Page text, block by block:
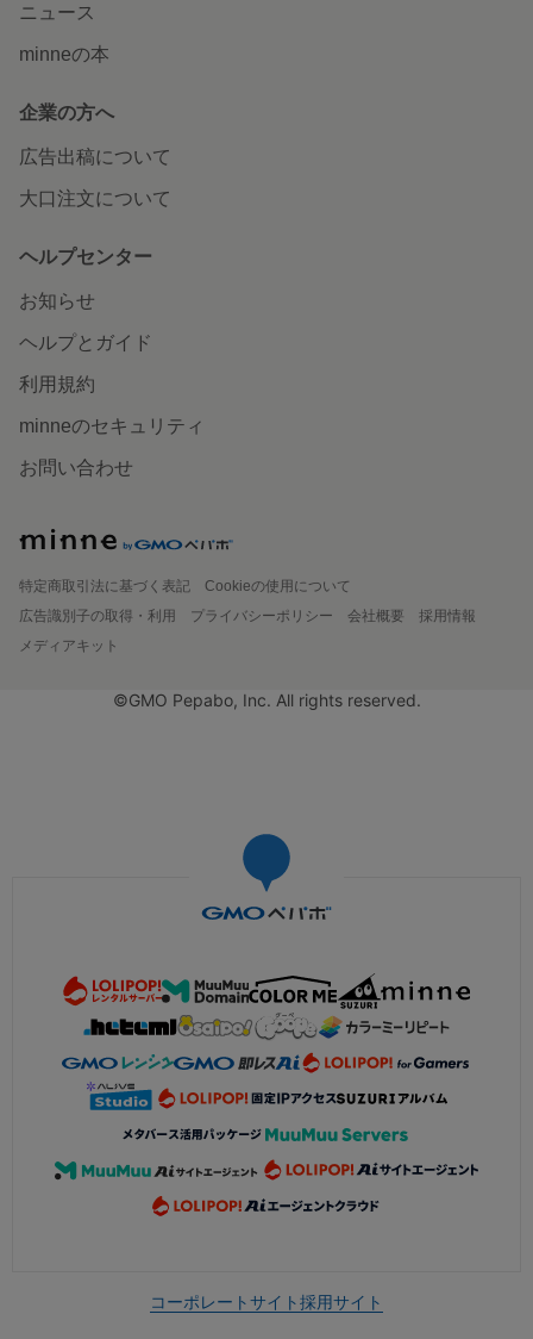
ニュース
minneの本
企業の方へ
広告出稿について
大口注文について
ヘルプセンター
お知らせ
ヘルプとガイド
利用規約
minneのセキュリティ
お問い合わせ
特定商取引法に基づく表記
Cookieの使用について
広告識別子の取得・利用
プライバシーポリシー 会社概要
採用情報
メディアキット
©GMO Pepabo, Inc. All rights reserved.
コーポレートサイト採用サイト